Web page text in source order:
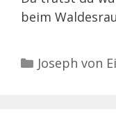
beim
Kategorien
Joseph von